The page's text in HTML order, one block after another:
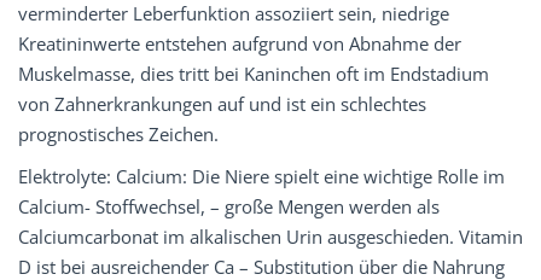
verminderter Leberfunktion assoziiert sein, niedrige
Kreatininwerte entstehen aufgrund von Abnahme der
Muskelmasse, dies tritt bei Kaninchen oft im Endstadium
von Zahnerkrankungen auf und ist ein schlechtes
prognostisches Zeichen.
Elektrolyte: Calcium: Die Niere spielt eine wichtige Rolle im
Calcium- Stoffwechsel, – große Mengen werden als
Calciumcarbonat im alkalischen Urin ausgeschieden. Vitamin
D ist bei ausreichender Ca – Substitution über die Nahrung